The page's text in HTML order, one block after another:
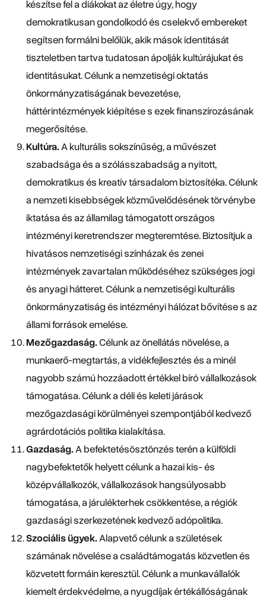
készítse fel a diákokat az életre úgy, hogy
demokratikusan gondolkodó és cselekvő embereket
segítsen formálni belőlük, akik mások identitását
tiszteletben tartva tudatosan ápolják kultúrájukat és
identitásukat. Célunk a nemzetiségi oktatás
önkormányzatiságának bevezetése,
háttérintézmények kiépítése s ezek finanszírozásának
megerősítése.
Kultúra.A kulturális sokszínűség, a művészet
szabadsága és a szólásszabadság a nyitott,
demokratikus és kreatív társadalom biztosítéka. Célunk
a nemzeti kisebbségek közművelődésének törvénybe
iktatása és az államilag támogatott országos
intézményi keretrendszer megteremtése. Biztosítjuk a
hivatásos nemzetiségi színházak és zenei
intézmények zavartalan működéséhez szükséges jogi
és anyagi hátteret. Célunk a nemzetiségi kulturális
önkormányzatiság és intézményi hálózat bővítése s az
állami források emelése.
Mezőgazdaság.Célunk az önellátás növelése, a
munkaerő-megtartás, a vidékfejlesztés és a minél
nagyobb számú hozzáadott értékkel bíró vállalkozások
támogatása. Célunk a déli és keleti járások
mezőgazdasági körülményei szempontjából kedvező
agrárdotációs politika kialakítása.
Gazdaság.A befektetésösztönzés terén a külföldi
nagybefektetők helyett célunk a hazai kis- és
középvállalkozók, vállalkozások hangsúlyosabb
támogatása, a járulékterhek csökkentése, a régiók
gazdasági szerkezetének kedvező adópolitika.
Szociális ügyek.Alapvető célunk a születések
számának növelése a családtámogatás közvetlen és
közvetett formáin keresztül. Célunk a munkavállalók
kiemelt érdekvédelme, a nyugdíjak értékállóságának